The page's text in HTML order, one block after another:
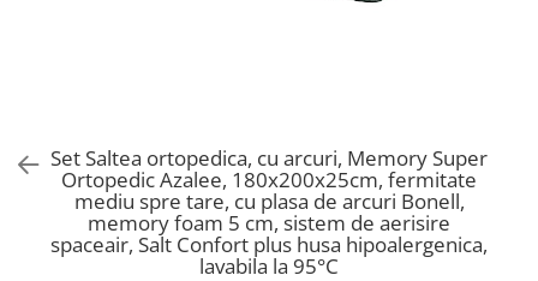
Saltele Memory Pocket
Saltele cu plasa arcuri
Saltele cu spuma
Saltele cu spuma
Scaune pentru living
Seturi comode living si vitrine
Mobila living
Scaune birou copii
Scaune resigilate
Scaune gradinita
Scaune conferinta
Set Saltea ortopedica, cu arcuri, Memory Super
Ortopedic Azalee, 180x200x25cm, fermitate
mediu spre tare, cu plasa de arcuri Bonell,
memory foam 5 cm, sistem de aerisire
spaceair, Salt Confort plus husa hipoalergenica,
lavabila la 95°C